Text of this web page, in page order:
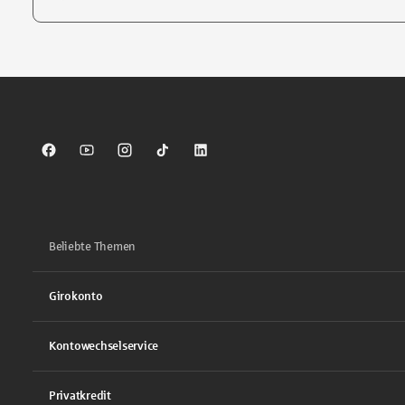
Sparkasse auf Facebook
Sparkasse auf Youtube
Sparkasse auf Instagram
Sparkasse auf TikTok
Sparkasse auf LinkedIn
Beliebte Themen
Girokonto
Kontowechselservice
Privatkredit